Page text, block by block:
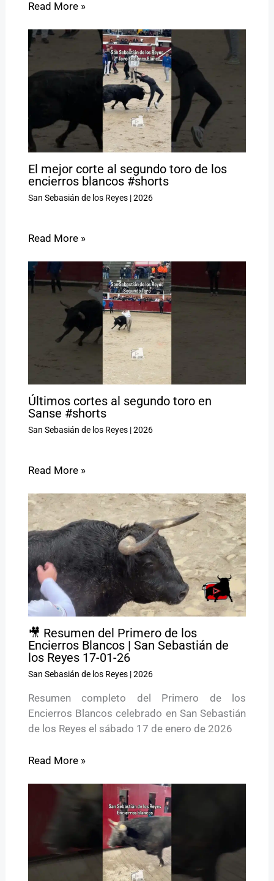
Read More »
El mejor corte al segundo toro de los
encierros blancos #shorts
San Sebasián de los Reyes|2026
Read More »
Últimos cortes al segundo toro en
Sanse #shorts
San Sebasián de los Reyes|2026
Read More »
🎥 Resumen del Primero de los
Encierros Blancos | San Sebastián de
los Reyes 17-01-26
San Sebasián de los Reyes|2026
Resumen completo del Primero de los
Encierros Blancos celebrado en San Sebastián
de los Reyes el sábado 17 de enero de 2026
Read More »